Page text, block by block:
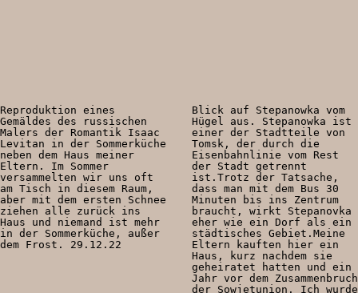
Reproduktion eines
Gemäldes des russischen
Malers der Romantik Isaac
Levitan in der Sommerküche
neben dem Haus meiner
Eltern. Im Sommer
versammelten wir uns oft
am Tisch in diesem Raum,
aber mit dem ersten Schnee
ziehen alle zurück ins
Haus und niemand ist mehr
in der Sommerküche, außer
dem Frost. 29.12.22
Blick auf Stepanowka vom
Hügel aus. Stepanowka ist
einer der Stadtteile von
Tomsk, der durch die
Eisenbahnlinie vom Rest
der Stadt getrennt
ist.Trotz der Tatsache,
dass man mit dem Bus 30
Minuten bis ins Zentrum
braucht, wirkt Stepanovka
eher wie ein Dorf als ein
städtisches Gebiet.Meine
Eltern kauften hier ein
Haus, kurz nachdem sie
geheiratet hatten und ein
Jahr vor dem Zusammenbruch
der Sowjetunion. Ich wurde